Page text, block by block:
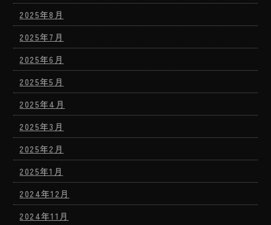
2025年8月
2025年7月
2025年6月
2025年5月
2025年4月
2025年3月
2025年2月
2025年1月
2024年12月
2024年11月